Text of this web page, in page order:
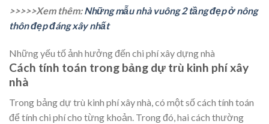
>>>>>Xem thêm:Những mẫu nhà vuông 2 tầng đẹp ở nông
thôn đẹp đáng xây nhất
Những yếu tố ảnh hưởng đến chi phí xây dựng nhà
Cách tính toán trong bảng dự trù kinh phí xây
nhà
Trong bảng dự trù kinh phí xây nhà, có một số cách tính toán
để tính chi phí cho từng khoản. Trong đó, hai cách thường